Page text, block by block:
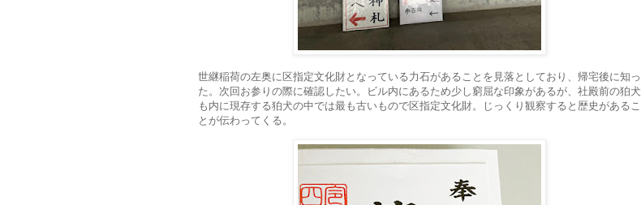
世継稲荷の左奥に区指定文化財となっている力石があることを見落としており、帰宅後に知っ
た。次回お参りの際に確認したい。ビル内にあるため少し窮屈な印象があるが、社殿前の狛犬
も内に現存する狛犬の中では最も古いもので区指定文化財。じっくり観察すると歴史があるこ
とが伝わってくる。